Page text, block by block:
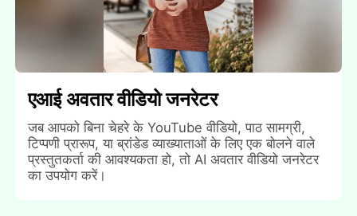
एआई अवतार वीडियो जनरेटर
जब आपको बिना चेहरे के YouTube वीडियो, पाठ सामग्री,
टिप्पणी प्रारूप, या ब्रांडेड व्याख्याताओं के लिए एक बोलने वाले
प्रस्तुतकर्ता की आवश्यकता हो, तो AI अवतार वीडियो जनरेटर
का उपयोग करें।